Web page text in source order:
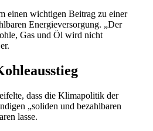
einen wichtigen Beitrag zu einer
Energieversorgung. „Der
Gas und Öl wird nicht
dass die Klimapolitik der
„soliden und bezahlbaren
lasse.